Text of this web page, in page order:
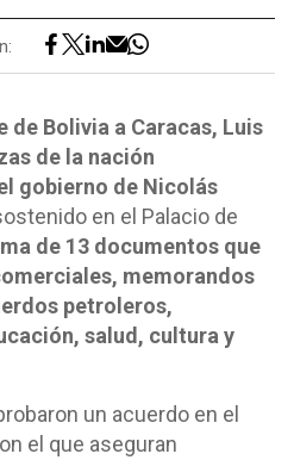
de Bolivia a Caracas, Luis
de la nación
gobierno de Nicolás
en el Palacio de
de 13 documentos que
memorandos
petroleros,
salud, cultura y
un acuerdo en el
el que aseguran